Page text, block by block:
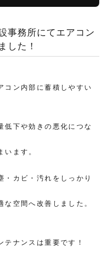
事務所にてエアコン
した！
コン内部に蓄積しやすい
低下や効きの悪化につな
います。
・カビ・汚れをしっかり
空間へ改善しました。
ナンスは重要です！